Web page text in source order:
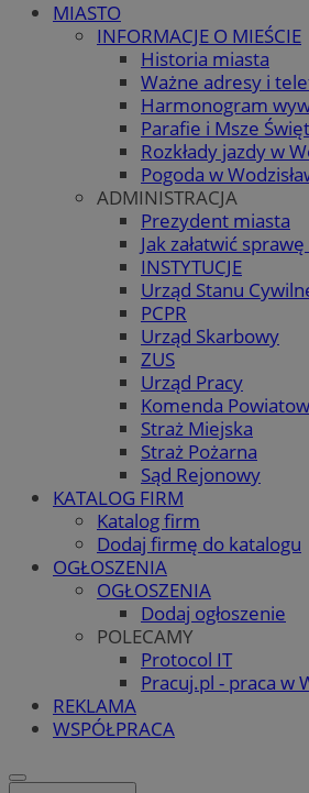
MIASTO
INFORMACJE O MIEŚCIE
Historia miasta
Ważne adresy i
Harmonogram
Parafie i Msze
Rozkłady jazdy w
Pogoda w
ADMINISTRACJA
Prezydent miasta
Jak załatwić
INSTYTUCJE
Urząd Stanu
PCPR
Urząd Skarbowy
ZUS
Urząd Pracy
Komenda
Straż Miejska
Straż Pożarna
Sąd Rejonowy
KATALOG FIRM
Katalog firm
Dodaj firmę do katalogu
OGŁOSZENIA
OGŁOSZENIA
Dodaj ogłoszenie
POLECAMY
Protocol IT
Pracuj.pl - praca w
REKLAMA
WSPÓŁPRACA